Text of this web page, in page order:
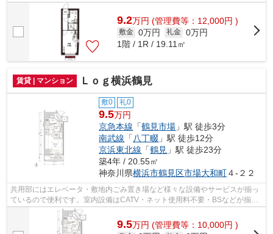
設備と綺麗な室内を兼ね備えた、2026年築の...
9.2万円 (管理費等：12,000円 )
敷金 0万円 礼金 0万円
1階 / 1R / 19.11㎡
賃貸 | マンション Ｌｏｇ横浜鶴見
敷0 礼0
9.5万円
京急本線 「鶴見市場 」駅 徒歩3分
南武線 「 八丁畷 」駅 徒歩12分
京浜東北線 「鶴見 」駅 徒歩23分
築4年 / 20.55㎡
神奈川県横浜市鶴見区市場大和町４-２２
共用部にはエレベータ・敷地内ごみ置き場など様々な設備やサービスが揃っ
ているので便利です。室内設備はCATV・ネット使用料不要・BSなどが揃っ
ており、とても充実しています。定期的...
9.5万円 (管理費等：10,000円 )